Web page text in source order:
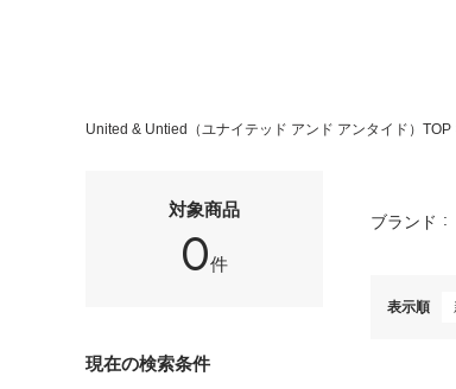
United & Untied（ユナイテッド アンド アンタイド）TOP
対象商品
0件
現在の検索条件
ブランド
表示順